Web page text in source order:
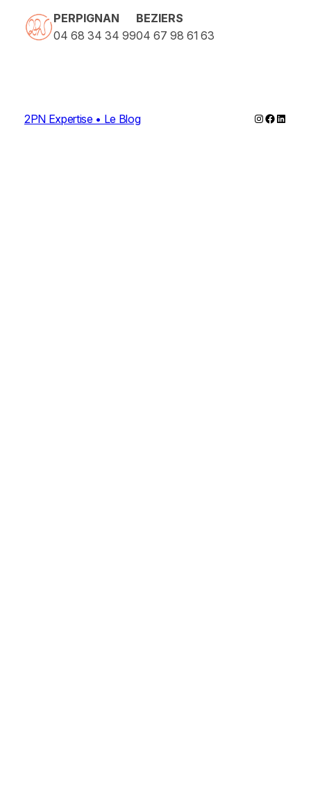
PERPIGNAN
04 68 34 34 99
BEZIERS
04 67 98 61 63
2PN Expertise • Le Blog Instagram